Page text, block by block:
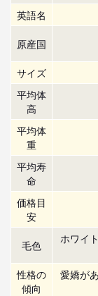
英語名
原産国
サイズ
平均体
高
平均体
重
平均寿
命
価格目
安
毛色
ホワイ
性格の
傾向
愛嬌が